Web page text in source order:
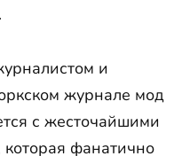
и
журнале мод
с жесточайшими
фанатично